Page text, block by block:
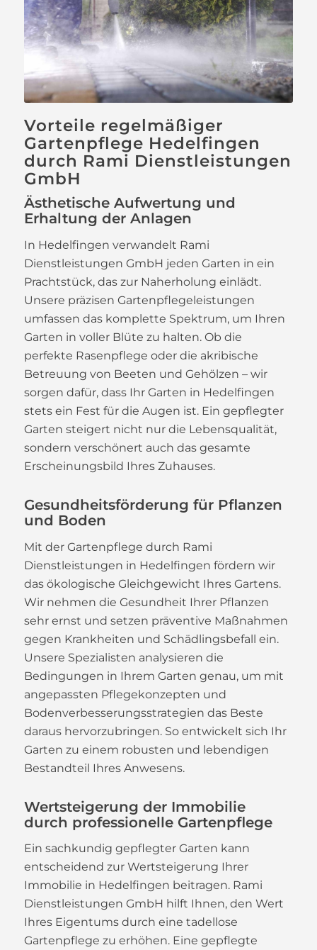
Vorteile regelmäßiger
Gartenpflege Hedelfingen
durch Rami Dienstleistungen
GmbH
Ästhetische Aufwertung und
Erhaltung der Anlagen
In Hedelfingen verwandelt Rami
Dienstleistungen GmbH jeden Garten in ein
Prachtstück, das zur Naherholung einlädt.
Unsere präzisen Gartenpflegeleistungen
umfassen das komplette Spektrum, um Ihren
Garten in voller Blüte zu halten. Ob die
perfekte Rasenpflege oder die akribische
Betreuung von Beeten und Gehölzen – wir
sorgen dafür, dass Ihr Garten in Hedelfingen
stets ein Fest für die Augen ist. Ein gepflegter
Garten steigert nicht nur die Lebensqualität,
sondern verschönert auch das gesamte
Erscheinungsbild Ihres Zuhauses.
Gesundheitsförderung für Pflanzen
und Boden
Mit der Gartenpflege durch Rami
Dienstleistungen in Hedelfingen fördern wir
das ökologische Gleichgewicht Ihres Gartens.
Wir nehmen die Gesundheit Ihrer Pflanzen
sehr ernst und setzen präventive Maßnahmen
gegen Krankheiten und Schädlingsbefall ein.
Unsere Spezialisten analysieren die
Bedingungen in Ihrem Garten genau, um mit
angepassten Pflegekonzepten und
Bodenverbesserungsstrategien das Beste
daraus hervorzubringen. So entwickelt sich Ihr
Garten zu einem robusten und lebendigen
Bestandteil Ihres Anwesens.
Wertsteigerung der Immobilie
durch professionelle Gartenpflege
Ein sachkundig gepflegter Garten kann
entscheidend zur Wertsteigerung Ihrer
Immobilie in Hedelfingen beitragen. Rami
Dienstleistungen GmbH hilft Ihnen, den Wert
Ihres Eigentums durch eine tadellose
Gartenpflege zu erhöhen. Eine gepflegte